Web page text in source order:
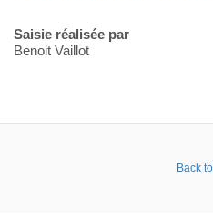
Saisie réalisée par
Benoit Vaillot
Back